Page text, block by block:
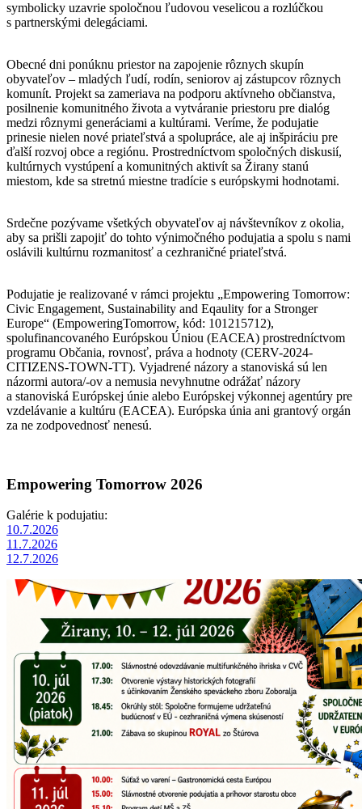
symbolicky uzavrie spoločnou ľudovou veselicou a rozlúčkou
s partnerskými delegáciami.
Obecné dni ponúknu priestor na zapojenie rôznych skupín
obyvateľov – mladých ľudí, rodín, seniorov aj zástupcov rôznych
komunít. Projekt sa zameriava na podporu aktívneho občianstva,
posilnenie komunitného života a vytváranie priestoru pre dialóg
medzi rôznymi generáciami a kultúrami. Veríme, že podujatie
prinesie nielen nové priateľstvá a spolupráce, ale aj inšpiráciu pre
ďalší rozvoj obce a regiónu. Prostredníctvom spoločných diskusií,
kultúrnych vystúpení a komunitných aktivít sa Žirany stanú
miestom, kde sa stretnú miestne tradície s európskymi hodnotami.
Srdečne pozývame všetkých obyvateľov aj návštevníkov z okolia,
aby sa prišli zapojiť do tohto výnimočného podujatia a spolu s nami
oslávili kultúrnu rozmanitosť a cezhraničné priateľstvá.
Podujatie je realizované v rámci projektu „Empowering Tomorrow:
Civic Engagement, Sustainability and Eqaulity for a Stronger
Europe“ (EmpoweringTomorrow, kód: 101215712),
spolufinancovaného Európskou Úniou (EACEA) prostredníctvom
programu Občania, rovnosť, práva a hodnoty (CERV-2024-
CITIZENS-TOWN-TT). Vyjadrené názory a stanoviská sú len
názormi autora/-ov a nemusia nevyhnutne odrážať názory
a stanoviská Európskej únie alebo Európskej výkonnej agentúry pre
vzdelávanie a kultúru (EACEA). Európska únia ani grantový orgán
za ne zodpovednosť nenesú.
Empowering Tomorrow 2026
Galérie k podujatiu:
10.7.2026
11.7.2026
12.7.2026